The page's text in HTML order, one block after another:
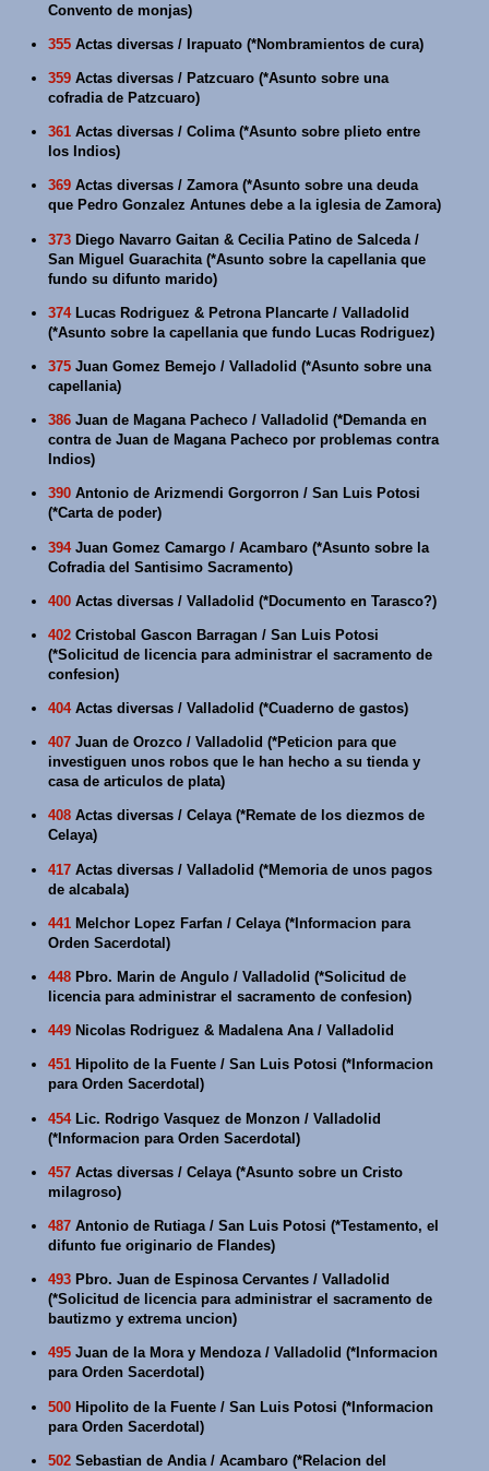
Convento de monjas)
355 Actas diversas / Irapuato (*Nombramientos de cura)
359 Actas diversas / Patzcuaro (*Asunto sobre una
cofradia de Patzcuaro)
361 Actas diversas / Colima (*Asunto sobre plieto entre
los Indios)
369 Actas diversas / Zamora (*Asunto sobre una deuda
que Pedro Gonzalez Antunes debe a la iglesia de Zamora)
373 Diego Navarro Gaitan & Cecilia Patino de Salceda /
San Miguel Guarachita (*Asunto sobre la capellania que
fundo su difunto marido)
374Lucas Rodriguez & Petrona Plancarte / Valladolid
(*Asunto sobre la capellania que fundo Lucas Rodriguez)
375 Juan Gomez Bemejo / Valladolid (*Asunto sobre una
capellania)
386 Juan de Magana Pacheco / Valladolid (*Demanda en
contra de Juan de Magana Pacheco por problemas contra
Indios)
390 Antonio de Arizmendi Gorgorron / San Luis Potosi
(*Carta de poder)
394Juan Gomez Camargo / Acambaro (*Asunto sobre la
Cofradia del Santisimo Sacramento)
400 Actas diversas / Valladolid (*Documento en Tarasco?)
402 Cristobal Gascon Barragan / San Luis Potosi
(*Solicitud de licencia para administrar el sacramento de
confesion)
404Actas diversas / Valladolid (*Cuaderno de gastos)
407 Juan de Orozco / Valladolid (*Peticion para que
investiguen unos robos que le han hecho a su tienda y
casa de articulos de plata)
408 Actas diversas / Celaya (*Remate de los diezmos de
Celaya)
417 Actas diversas / Valladolid (*Memoria de unos pagos
de alcabala)
441 Melchor Lopez Farfan / Celaya (*Informacion para
Orden Sacerdotal)
448 Pbro. Marin de Angulo / Valladolid (*Solicitud de
licencia para administrar el sacramento de confesion)
449 Nicolas Rodriguez & Madalena Ana / Valladolid
451 Hipolito de la Fuente / San Luis Potosi (*Informacion
para Orden Sacerdotal)
454Lic. Rodrigo Vasquez de Monzon / Valladolid
(*Informacion para Orden Sacerdotal)
457 Actas diversas / Celaya (*Asunto sobre un Cristo
milagroso)
487 Antonio de Rutiaga / San Luis Potosi (*Testamento, el
difunto fue originario de Flandes)
493 Pbro. Juan de Espinosa Cervantes / Valladolid
(*Solicitud de licencia para administrar el sacramento de
bautizmo y extrema uncion)
495 Juan de la Mora y Mendoza / Valladolid (*Informacion
para Orden Sacerdotal)
500 Hipolito de la Fuente / San Luis Potosi (*Informacion
para Orden Sacerdotal)
502 Sebastian de Andia / Acambaro (*Relacion del